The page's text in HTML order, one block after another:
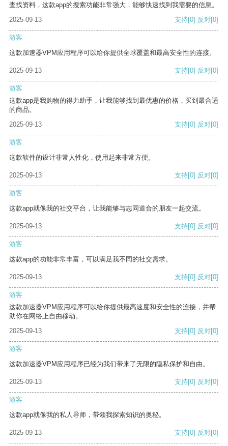
查找资料，这款app的搜索功能非常强大，能够快速找到我需要的信息。
2025-09-13
支持[0] 反对[0]
游客
这款加速器VPM应用程序可以给你提供全球覆盖和最高安全性的连接。
2025-09-13 支持[0] 反对[0]
游客
这款app是我购物的得力助手，让我能够找到最优惠的价格，买到最合适
的商品。
2025-09-13
支持[0] 反对[0]
游客
这款软件的设计非常人性化，使用起来非常方便。
2025-09-13 支持[0] 反对[0]
游客
这款app就像我的社交平台，让我能够与志同道合的朋友一起交流。
2025-09-13 支持[0] 反对[0]
游客
这款app的功能非常丰富，可以满足我不同的社交需求。
2025-09-13 支持[0] 反对[0]
游客
这款加速器VPM应用程序可以给你提供最高速度和安全性的连接，并帮
助你在网络上自由移动。
2025-09-13
支持[0] 反对[0]
游客
这款加速器VPM应用程序已经为我们带来了无限的隐私保护和自由。
2025-09-13 支持[0] 反对[0]
游客
这款app就像我的私人导师，带领我探索知识的奥秘。
2025-09-13 支持[0] 反对[0]